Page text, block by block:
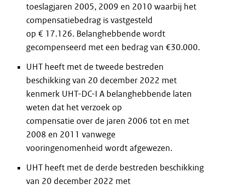
toeslagjaren 2005, 2009 en 2010 waarbij het
compensatiebedrag is vastgesteld
op € 17.126. Belanghebbende wordt
gecompenseerd met een bedrag van €30.000.
UHT heeft met de tweede bestreden
beschikking van 20 december 2022 met
kenmerk UHT-DC-I A belanghebbende laten
weten dat het verzoek op
compensatie over de jaren 2006 tot en met
2008 en 2011 vanwege
vooringenomenheid wordt afgewezen.
UHT heeft met de derde bestreden beschikking
van 20 december 2022 met